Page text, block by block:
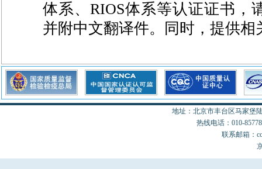
体系、 RIOS体系等认证证书，
并附中文翻译件。同时，提供
地址：北京市丰台区马家堡
热线电话：010-
联系邮箱：